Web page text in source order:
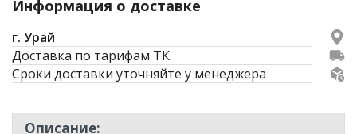
Информация о доставке
г. Урай
Доставка по тарифам ТК.
Сроки доставки уточняйте у менеджера
Описание: